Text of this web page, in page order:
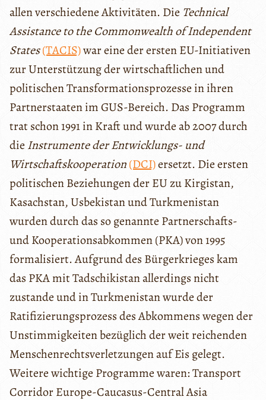
allen verschiedene Aktivitäten. Die Technical
Assistance to the Commonwealth of Independent
States(TACIS)war eine der ersten EU-Initiativen
zur Unterstützung der wirtschaftlichen und
politischen Transformationsprozesse in ihren
Partnerstaaten im GUS-Bereich. Das Programm
trat schon 1991 in Kraft und wurde ab 2007 durch
dieInstrumente der Entwicklungs- und
Wirtschaftskooperation(DCI)ersetzt. Die ersten
politischen Beziehungen der EU zu Kirgistan,
Kasachstan, Usbekistan und Turkmenistan
wurden durch das so genannte Partnerschafts-
und Kooperationsabkommen (PKA) von 1995
formalisiert. Aufgrund des Bürgerkrieges kam
das PKA mit Tadschikistan allerdings nicht
zustande und in Turkmenistan wurde der
Ratifizierungsprozess des Abkommens wegen der
Unstimmigkeiten bezüglich der weit reichenden
Menschenrechtsverletzungen auf Eis gelegt.
Weitere wichtige Programme waren: Transport
Corridor Europe-Caucasus-Central Asia